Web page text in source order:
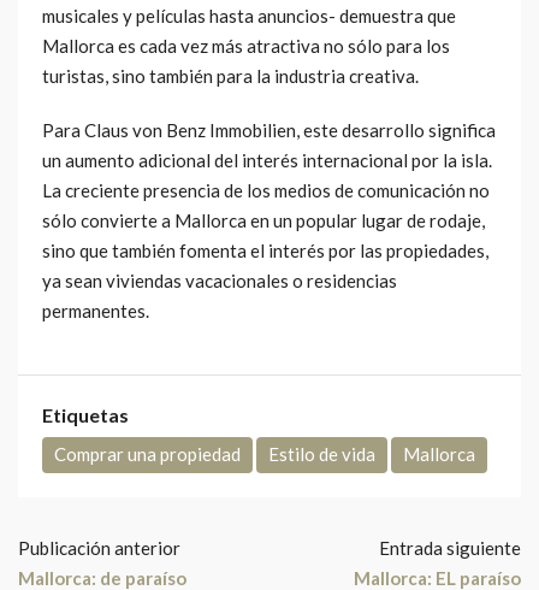
musicales y películas hasta anuncios- demuestra que
Mallorca es cada vez más atractiva no sólo para los
turistas, sino también para la industria creativa.
Para Claus von Benz Immobilien, este desarrollo significa
un aumento adicional del interés internacional por la isla.
La creciente presencia de los medios de comunicación no
sólo convierte a Mallorca en un popular lugar de rodaje,
sino que también fomenta el interés por las propiedades,
ya sean viviendas vacacionales o residencias
permanentes.
Etiquetas
Comprar una propiedad Estilo de vida Mallorca
Publicación anterior
Mallorca: de paraíso
Entrada siguiente
Mallorca: EL paraíso